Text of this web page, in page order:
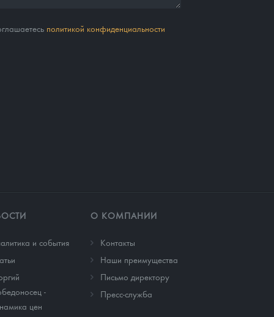
политикой конфиденциальности
и события
-
цен
О КОМПАНИИ
Контакты
Наши преимущества
Письмо директору
Пресс-служба